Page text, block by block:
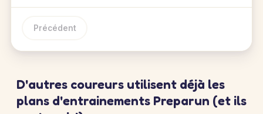
Précédent
D'autres coureurs utilisent déjà les
plans d'entrainements Preparun (et ils